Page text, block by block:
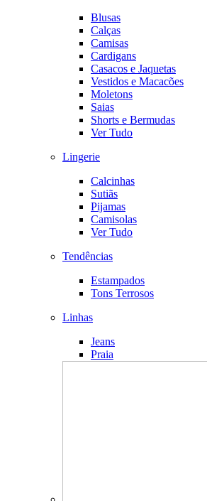
Blusas
Calças
Camisas
Cardigans
Casacos e Jaquetas
Vestidos e Macacões
Moletons
Saias
Shorts e Bermudas
Ver Tudo
Lingerie
Calcinhas
Sutiãs
Pijamas
Camisolas
Ver Tudo
Tendências
Estampados
Tons Terrosos
Linhas
Jeans
Praia